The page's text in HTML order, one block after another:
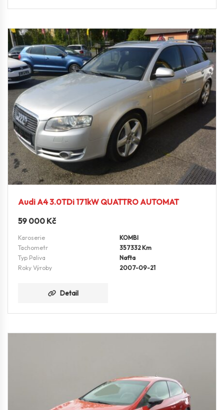
Audi A4 3.0TDi 171kW QUATTRO AUTOMAT
59 000 Kč
Karoserie
KOMBI
Tachometr
357332 Km
Typ Paliva
Nafta
Roky Výroby
2007-09-21
Detail